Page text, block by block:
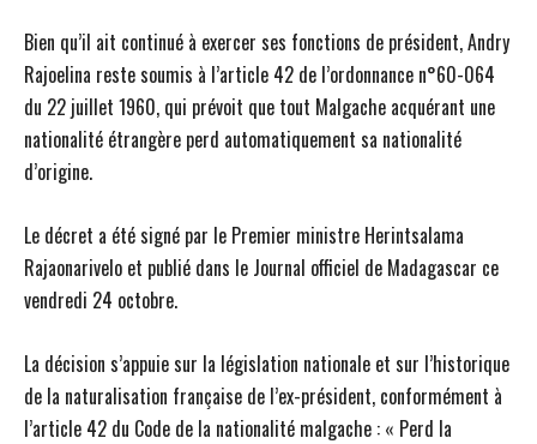
Bien qu’il ait continué à exercer ses fonctions de président, Andry
Rajoelina reste soumis à l’article 42 de l’ordonnance n°60-064
du 22 juillet 1960, qui prévoit que tout Malgache acquérant une
nationalité étrangère perd automatiquement sa nationalité
d’origine.
Le décret a été signé par le Premier ministre Herintsalama
Rajaonarivelo et publié dans le Journal officiel de Madagascar ce
vendredi 24 octobre.
La décision s’appuie sur la législation nationale et sur l’historique
de la naturalisation française de l’ex-président, conformément à
l’article 42 du Code de la nationalité malgache : « Perd la